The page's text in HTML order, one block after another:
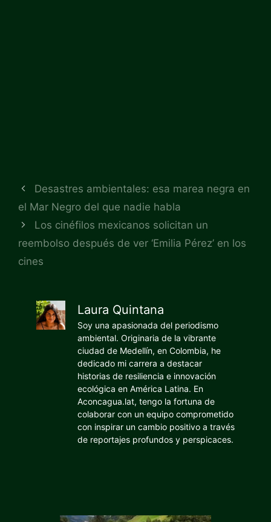
Desastres ambientales: esa marea negra en
el Mar Negro del que nadie habla
Los cinéfilos mexicanos solicitan un
reembolso después de ver ‘Emilia Pérez’ en los
cines
Laura Quintana
Soy una apasionada del periodismo
ambiental. Originaria de la vibrante
ciudad de Medellín, en Colombia, he
dedicado mi carrera a destacar
historias de resiliencia e innovación
ecológica en América Latina. En
Aconcagua.lat, tengo la fortuna de
colaborar con un equipo comprometido
con inspirar un cambio positivo a través
de reportajes profundos y perspicaces.